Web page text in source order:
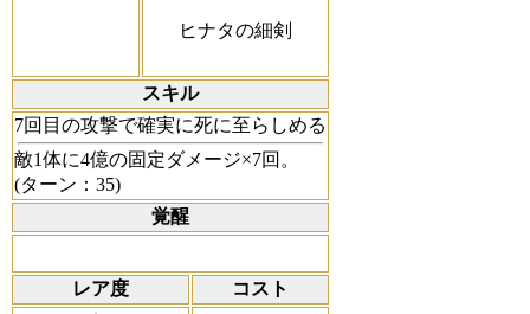
ヒナタの細剣
スキル
7回目の攻撃で確実に死に至らしめる
敵1体に4億の固定ダメージ×7回。
(ターン：35)
覚醒
レア度
コスト